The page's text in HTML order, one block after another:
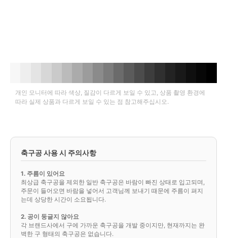
개인 모니터에 따라 색상, 질감이 다르게 보일 수 있고, 상품 촬영 환경에
따라 실제 상품과 다르게 보일 수 있는 점 참고해주십시오.
축구공 사용 시 주의사항
1. 주름이 있어요
최상급 축구공을 제외한 일반 축구공은 바람이 빠진 상태로 입고되며,
주문이 들어오면 바람을 넣어서 고객님께 보내기 때문에 주름이 펴지
는데 상당한 시간이 소요됩니다.
2. 공이 둥글지 않아요
각 브랜드사에서 구에 가까운 축구공을 개발 중이지만, 현재까지는 완
벽한 구 형태의 축구공은 없습니다.